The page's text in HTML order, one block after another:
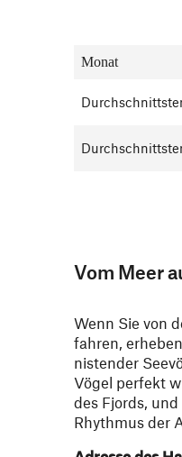
Monat
Vom Meer
Wenn Sie von
fahren,
nistender
Vögel perfekt
des Fjords,
Rhythmus der